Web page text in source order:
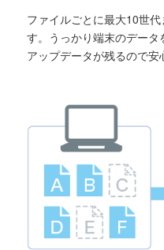
ファイルごとに最大10世
す。うっかり端末のデータ
アップデータが残るので安